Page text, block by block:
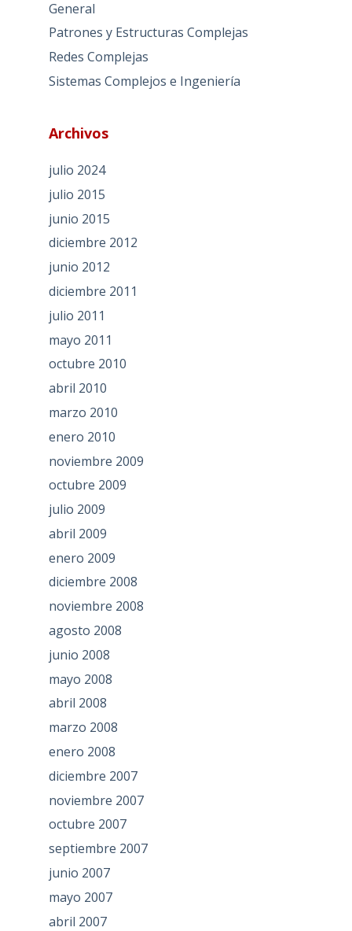
General
Patrones y Estructuras Complejas
Redes Complejas
Sistemas Complejos e Ingeniería
Archivos
julio 2024
julio 2015
junio 2015
diciembre 2012
junio 2012
diciembre 2011
julio 2011
mayo 2011
octubre 2010
abril 2010
marzo 2010
enero 2010
noviembre 2009
octubre 2009
julio 2009
abril 2009
enero 2009
diciembre 2008
noviembre 2008
agosto 2008
junio 2008
mayo 2008
abril 2008
marzo 2008
enero 2008
diciembre 2007
noviembre 2007
octubre 2007
septiembre 2007
junio 2007
mayo 2007
abril 2007